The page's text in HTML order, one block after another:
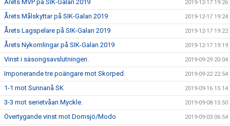
Årets MVP på SIK-Galan 2019 2019-12-17 19:26
Årets Målskyttar på SIK-Galan 2019 2019-12-17 19:24
Årets Lagspelare på SIK-Galan 2019 2019-12-17 19:22
Årets Nykomlingar på SIK-Galan 2019 2019-12-17 19:19
Vinst i säsongsavslutningen. 2019-09-29 20:04
Imponerande tre poängare mot Skorped. 2019-09-22 22:54
1-1 mot Sunnanå SK 2019-09-16 15:14
3-3 mot serietvåan Myckle. 2019-09-08 15:50
Övertygande vinst mot Domsjö/Modo 2019-09-03 06:54